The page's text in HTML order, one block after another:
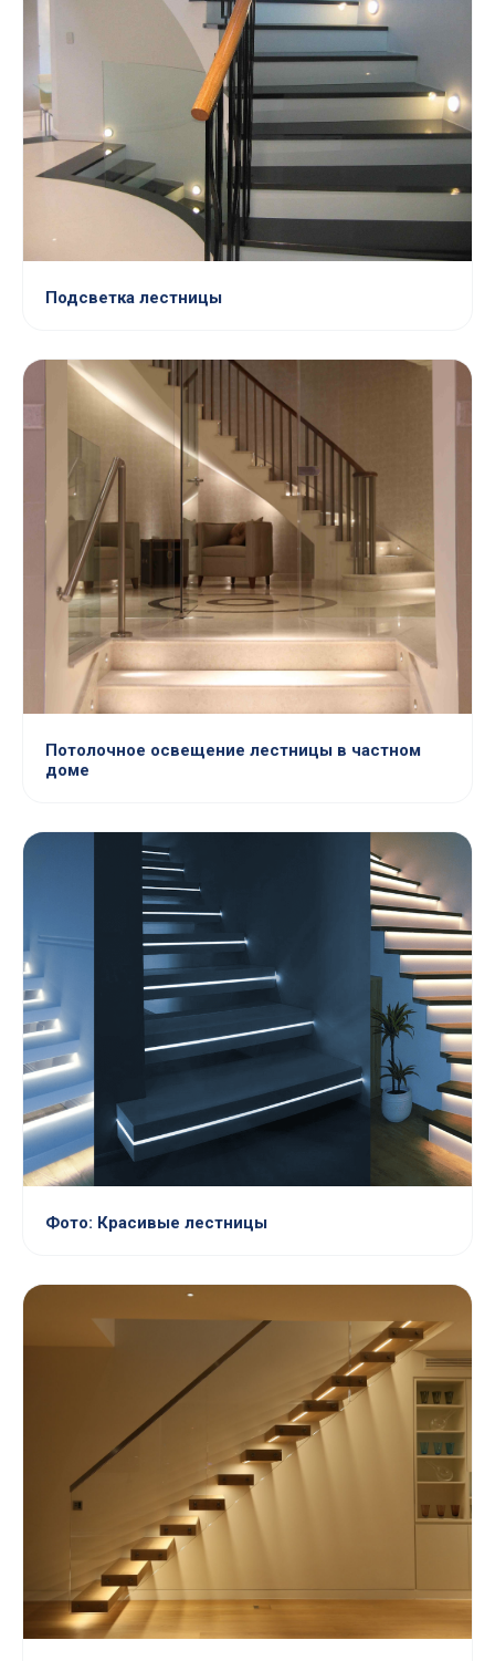
Подсветка лестницы
Потолочное освещение лестницы в частном
доме
Фото: Красивые лестницы